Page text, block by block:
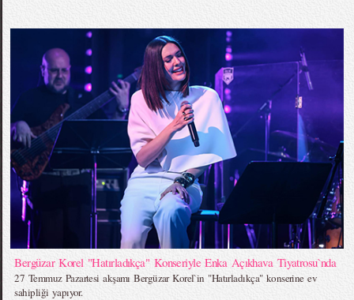
Bergüzar Korel "Hatırladıkça" Konseriyle Enka Açıkhava Tiyatrosu`nda
27 Temmuz Pazartesi akşamı Bergüzar Korel`in "Hatırladıkça" konserine ev
sahipliği yapıyor.